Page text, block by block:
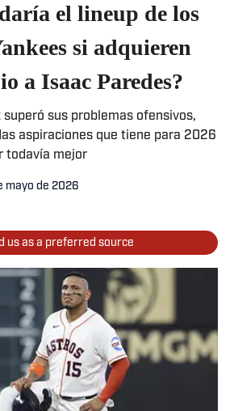
el lineup de los
si adquieren
a Isaac Paredes?
superó sus problemas ofensivos,
aspiraciones que tiene para 2026
todavía mejor
mayo de 2026
us as a preferred source